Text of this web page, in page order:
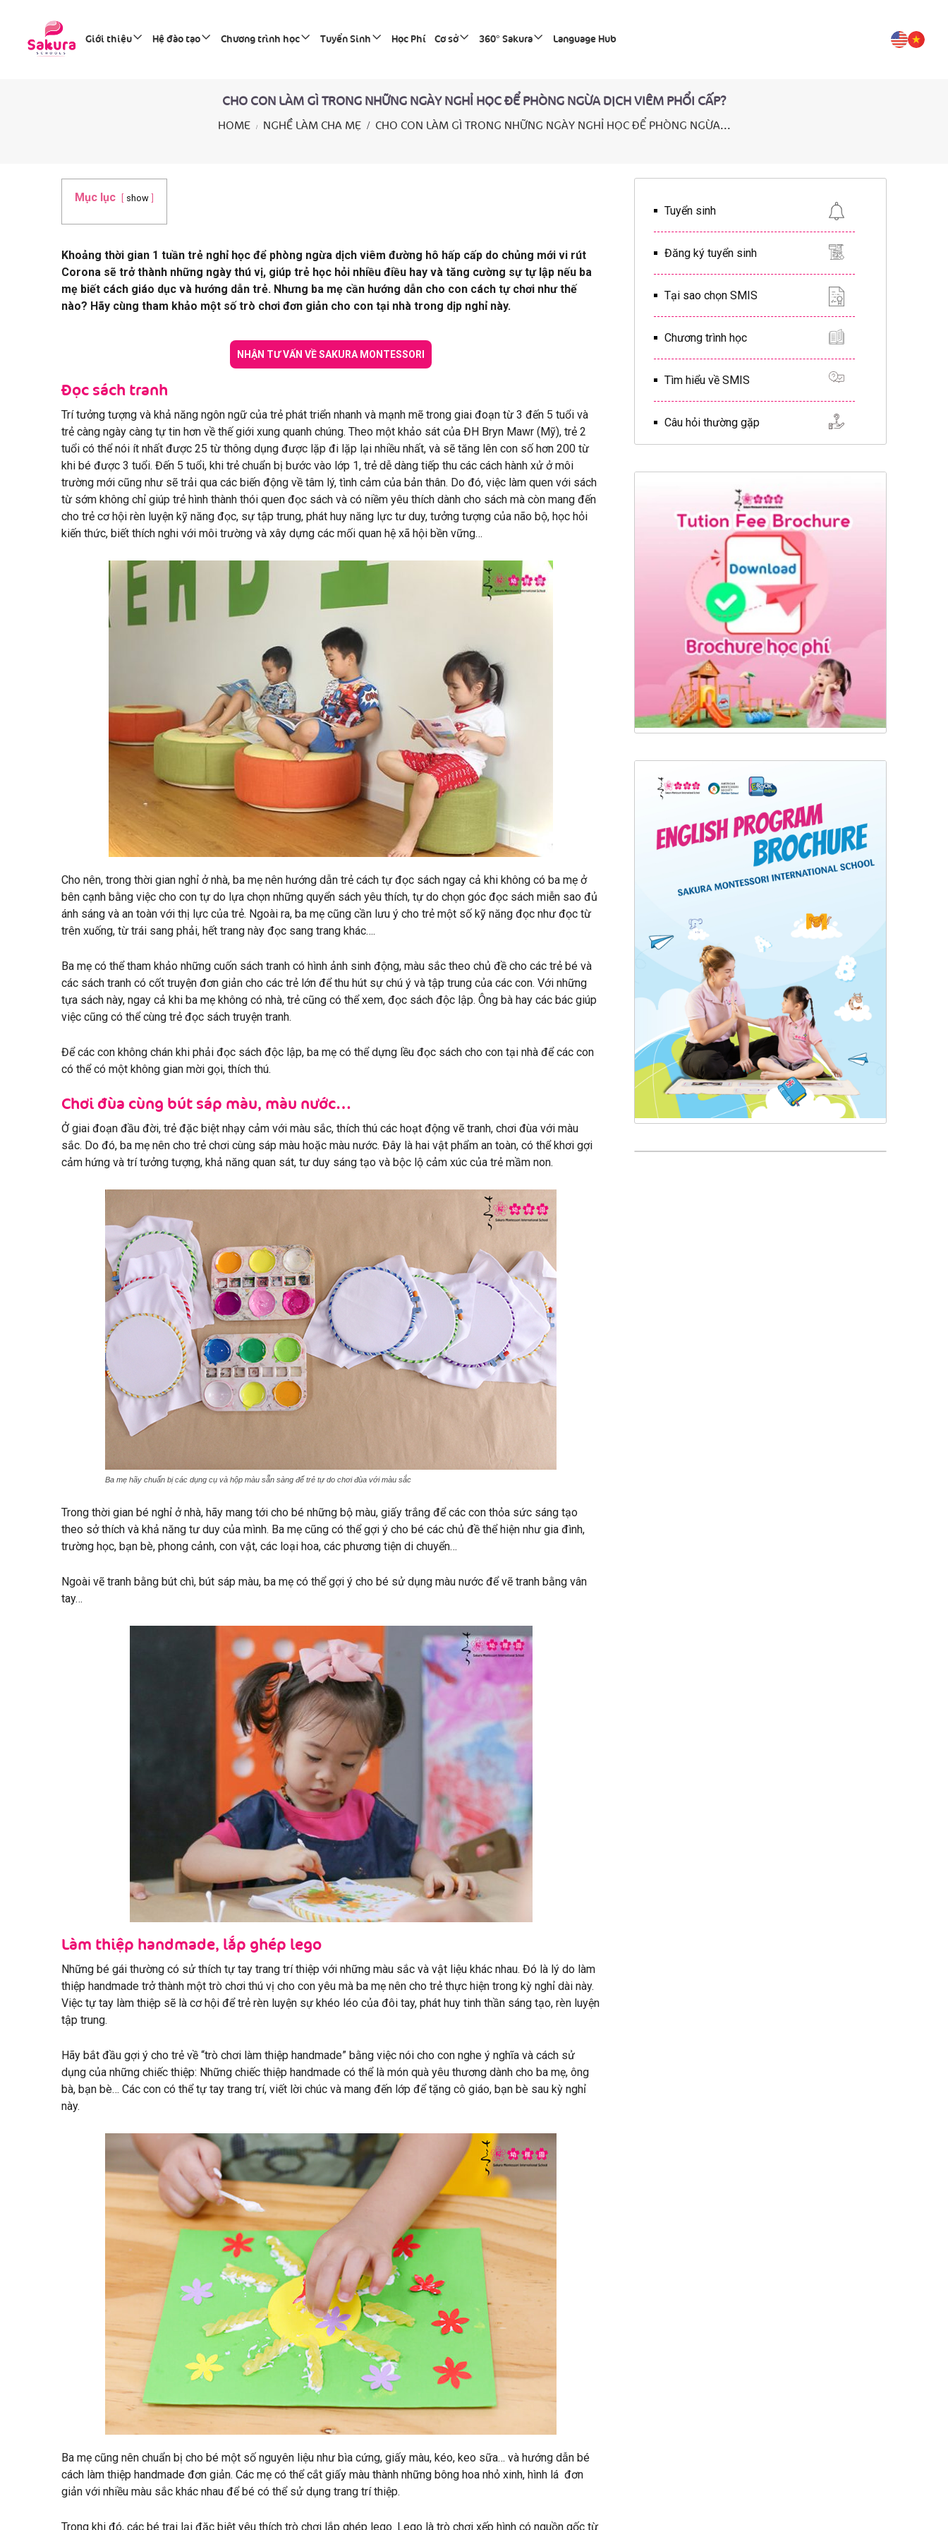
Giới thiệu Hệ đào tạo Chương trình học Tuyển Sinh Học Phí Cơ sở 360° Sakura Language Hub
CHO CON LÀM GÌ TRONG NHỮNG NGÀY NGHỈ HỌC ĐỂ PHÒNG NGỪA DỊCH VIÊM PHỔI CẤP?
HOME NGHỀ LÀM CHA MẸ CHO CON LÀM GÌ TRONG NHỮNG NGÀY NGHỈ HỌC ĐỂ PHÒNG NGỪA...
Mục lục show
Khoảng thời gian 1 tuần trẻ nghỉ học để phòng ngừa dịch viêm đường hô hấp cấp do chủng mới vi rút
Corona sẽ trở thành những ngày thú vị, giúp trẻ học hỏi nhiều điều hay và tăng cường sự tự lập nếu ba
mẹ biết cách giáo dục và hướng dẫn trẻ. Nhưng ba mẹ cần hướng dẫn cho con cách tự chơi như thế
nào? Hãy cùng tham khảo một số trò chơi đơn giản cho con tại nhà trong dịp nghỉ này.
NHẬN TƯ VẤN VỀ SAKURA MONTESSORI
Đọc sách tranh
Trí tưởng tượng và khả năng ngôn ngữ của trẻ phát triển nhanh và mạnh mẽ trong giai đoạn từ 3 đến 5 tuổi và
trẻ càng ngày càng tự tin hơn về thế giới xung quanh chúng. Theo một khảo sát của ĐH Bryn Mawr (Mỹ), trẻ 2
tuổi có thể nói ít nhất được 25 từ thông dụng được lặp đi lặp lại nhiều nhất, và sẽ tăng lên con số hơn 200 từ
khi bé được 3 tuổi. Đến 5 tuổi, khi trẻ chuẩn bị bước vào lớp 1, trẻ dễ dàng tiếp thu các cách hành xử ở môi
trường mới cũng như sẽ trải qua các biến động về tâm lý, tình cảm của bản thân. Do đó, việc làm quen với sách
từ sớm không chỉ giúp trẻ hình thành thói quen đọc sách và có niềm yêu thích dành cho sách mà còn mang đến
cho trẻ cơ hội rèn luyện kỹ năng đọc, sự tập trung, phát huy năng lực tư duy, tưởng tượng của não bộ, học hỏi
kiến thức, biết thích nghi với môi trường và xây dựng các mối quan hệ xã hội bền vững…
Cho nên, trong thời gian nghỉ ở nhà, ba mẹ nên hướng dẫn trẻ cách tự đọc sách ngay cả khi không có ba mẹ ở
bên cạnh bằng việc cho con tự do lựa chọn những quyển sách yêu thích, tự do chọn góc đọc sách miễn sao đủ
ánh sáng và an toàn với thị lực của trẻ. Ngoài ra, ba mẹ cũng cần lưu ý cho trẻ một số kỹ năng đọc như đọc từ
trên xuống, từ trái sang phải, hết trang này đọc sang trang khác….
Ba mẹ có thể tham khảo những cuốn sách tranh có hình ảnh sinh động, màu sắc theo chủ đề cho các trẻ bé và
các sách tranh có cốt truyện đơn giản cho các trẻ lớn để thu hút sự chú ý và tập trung của các con. Với những
tựa sách này, ngay cả khi ba mẹ không có nhà, trẻ cũng có thể xem, đọc sách độc lập. Ông bà hay các bác giúp
việc cũng có thể cùng trẻ đọc sách truyện tranh.
Để các con không chán khi phải đọc sách độc lập, ba mẹ có thể dựng lều đọc sách cho con tại nhà để các con
có thể có một không gian mời gọi, thích thú.
Chơi đùa cùng bút sáp màu, màu nước…
Ở giai đoạn đầu đời, trẻ đặc biệt nhạy cảm với màu sắc, thích thú các hoạt động vẽ tranh, chơi đùa với màu
sắc. Do đó, ba mẹ nên cho trẻ chơi cùng sáp màu hoặc màu nước. Đây là hai vật phẩm an toàn, có thể khơi gợi
cảm hứng và trí tưởng tượng, khả năng quan sát, tư duy sáng tạo và bộc lộ cảm xúc của trẻ mầm non.
Ba mẹ hãy chuẩn bị các dụng cụ và hộp màu sẵn sàng để trẻ tự do chơi đùa với màu sắc
Trong thời gian bé nghỉ ở nhà, hãy mang tới cho bé những bộ màu, giấy trắng để các con thỏa sức sáng tạo
theo sở thích và khả năng tư duy của mình. Ba mẹ cũng có thể gợi ý cho bé các chủ đề thể hiện như gia đình,
trường học, bạn bè, phong cảnh, con vật, các loại hoa, các phương tiện di chuyển…
Ngoài vẽ tranh bằng bút chì, bút sáp màu, ba mẹ có thể gợi ý cho bé sử dụng màu nước để vẽ tranh bằng vân
tay…
Làm thiệp handmade, lắp ghép lego
Những bé gái thường có sử thích tự tay trang trí thiệp với những màu sắc và vật liệu khác nhau. Đó là lý do làm
thiệp handmade trở thành một trò chơi thú vị cho con yêu mà ba mẹ nên cho trẻ thực hiện trong kỳ nghỉ dài này.
Việc tự tay làm thiệp sẽ là cơ hội để trẻ rèn luyện sự khéo léo của đôi tay, phát huy tinh thần sáng tạo, rèn luyện
tập trung.
Hãy bắt đầu gợi ý cho trẻ về “trò chơi làm thiệp handmade” bằng việc nói cho con nghe ý nghĩa và cách sử
dụng của những chiếc thiệp: Những chiếc thiệp handmade có thể là món quà yêu thương dành cho ba mẹ, ông
bà, bạn bè… Các con có thể tự tay trang trí, viết lời chúc và mang đến lớp để tặng cô giáo, bạn bè sau kỳ nghỉ
này.
Ba mẹ cũng nên chuẩn bị cho bé một số nguyên liệu như bìa cứng, giấy màu, kéo, keo sữa… và hướng dẫn bé
cách làm thiệp handmade đơn giản. Các mẹ có thể cắt giấy màu thành những bông hoa nhỏ xinh, hình lá đơn
giản với nhiều màu sắc khác nhau để bé có thể sử dụng trang trí thiệp.
Trong khi đó, các bé trai lại đặc biệt yêu thích trò chơi lắp ghép lego. Lego là trò chơi xếp hình có nguồn gốc từ
Tuyển sinh
Đăng ký tuyển sinh
Tại sao chọn SMIS
Chương trình học
Tìm hiểu về SMIS
Câu hỏi thường gặp